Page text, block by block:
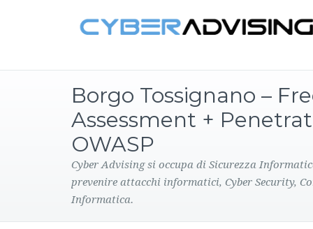
Borgo Tossignano –
Assessment +
OWASP
Cyber Advising si occupa di Sicurezza
prevenire attacchi informatici, Cyber Security,
Informatica.